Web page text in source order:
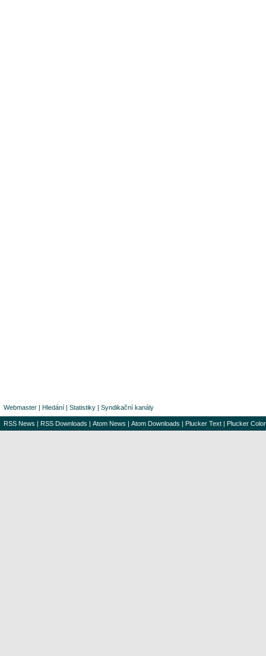
Webmaster | Hledání | Statistiky | Syndikační kanály
RSS News | RSS Downloads | Atom News | Atom Downloads | Plucker Text | Plucker Color